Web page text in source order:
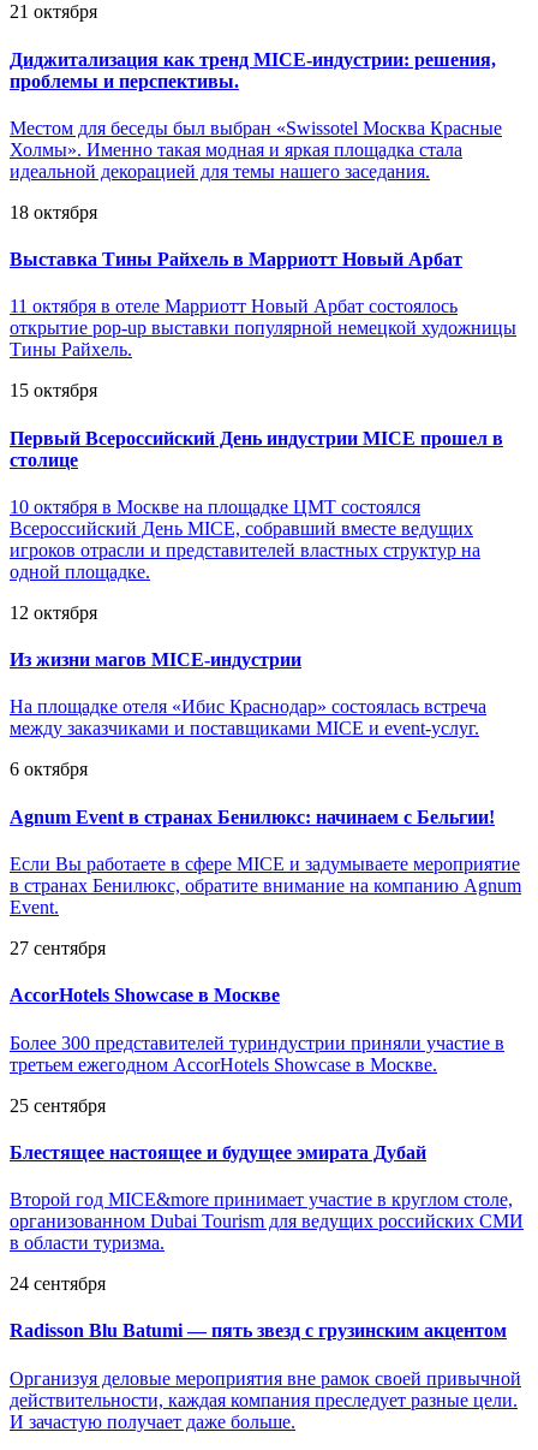
21 октября
Диджитализация как тренд MICE-индустрии: решения,
проблемы и перспективы.
Местом для беседы был выбран «Swissotel Москва Красные
Холмы». Именно такая модная и яркая площадка стала
идеальной декорацией для темы нашего заседания.
18 октября
Выставка Тины Райхель в Марриотт Новый Арбат
11 октября в отеле Марриотт Новый Арбат состоялось
открытие pop-up выставки популярной немецкой художницы
Тины Райхель.
15 октября
Первый Всероссийский День индустрии MICE прошел в
столице
10 октября в Москве на площадке ЦМТ состоялся
Всероссийский День MICE, собравший вместе ведущих
игроков отрасли и представителей властных структур на
одной площадке.
12 октября
Из жизни магов MICE-индустрии
На площадке отеля «Ибис Краснодар» состоялась встреча
между заказчиками и поставщиками MICE и event-услуг.
6 октября
Agnum Event в странах Бенилюкс: начинаем с Бельгии!
Если Вы работаете в сфере MICE и задумываете мероприятие
в странах Бенилюкс, обратите внимание на компанию Agnum
Event.
27 сентября
AccorHotels Showcase в Москве
Более 300 представителей туриндустрии приняли участие в
третьем ежегодном AccorHotels Showcase в Москве.
25 сентября
Блестящее настоящее и будущее эмирата Дубай
Второй год MICE&more принимает участие в круглом столе,
организованном Dubai Tourism для ведущих российских СМИ
в области туризма.
24 сентября
Radisson Blu Batumi — пять звезд с грузинским акцентом
Организуя деловые мероприятия вне рамок своей привычной
действительности, каждая компания преследует разные цели.
И зачастую получает даже больше.